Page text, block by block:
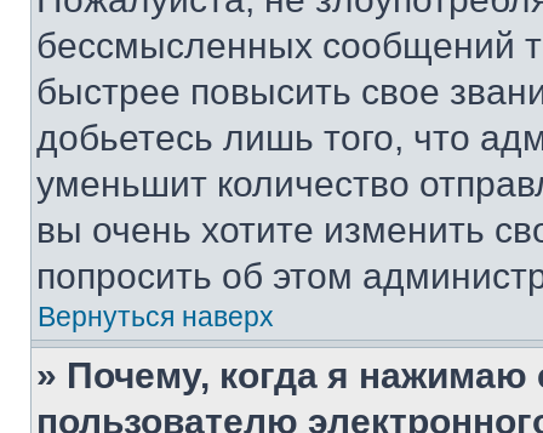
бессмысленных сообщений
быстрее повысить свое
добьетесь лишь того, что
уменьшит количество
вы очень хотите изменить
попросить об этом
Вернуться наверх
» Почему, когда я нажимаю
пользователю